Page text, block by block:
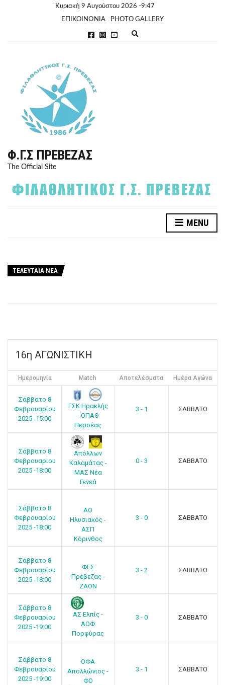
Κυριακή 9 Αυγούστου 2026 -9:47
ΕΠΙΚΟΙΝΩΝΙΑ
PHOTO GALLERY
Φ.Γ.Σ ΠΡΈΒΕΖΑΣ
The Official Site
MENU
ΤΕΛΕΥΤΑΙΑ ΝΕΑ
16η ΑΓΩΝΙΣΤΙΚΗ
Ημερομηνία Match Αποτελέσματα Ημέρα Αγώνα
Σάββατο 8
Φεβρουαρίου
2025 -15:00
ΓΣΚ Ηρακλής
- ΟΠΑΘ
Περσέας
3 - 1 ΣΑΒΒΑΤΟ
Σάββατο 8
Φεβρουαρίου
2025 -18:00
Απόλλων
Καλαμάτας -
ΜΑΣ Νέα
Γενεά
0 - 3 ΣΑΒΒΑΤΟ
Σάββατο 8
Φεβρουαρίου
2025 -18:00
ΑΟ
Ηλυσιακός -
ΑΣΠ
Κόρινθος
3 - 0 ΣΑΒΒΑΤΟ
Σάββατο 8
Φεβρουαρίου
2025 -18:00
ΦΓΣ
Πρέβεζας -
ΖΑΟΝ
3 - 2 ΣΑΒΒΑΤΟ
Σάββατο 8
Φεβρουαρίου
2025 -19:00
ΑΣ Ελπίς -
ΑΟΦ
Πορφύρας
3 - 0 ΣΑΒΒΑΤΟ
Σάββατο 8
Φεβρουαρίου
2025 -19:00
ΟΦΑ
Απολλώνιος -
ΦΟ
3 - 1 ΣΑΒΒΑΤΟ